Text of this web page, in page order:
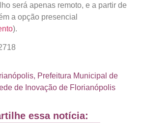
será apenas remoto, e a partir de
a opção presencial
).
, Prefeitura Municipal de
de Inovação de Florianópolis
essa notícia: